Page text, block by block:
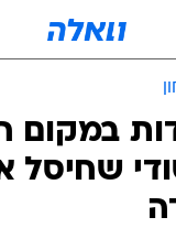
במקום
שחיסל